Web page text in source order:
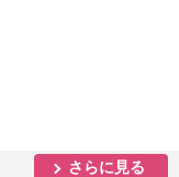
さらに見る